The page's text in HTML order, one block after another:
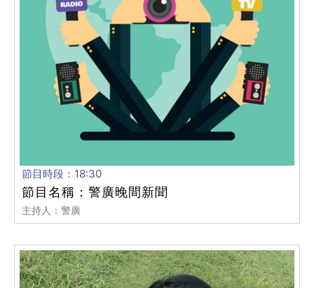
節目時段：18:30
節目名稱：警廣晚間新聞
主持人：警廣